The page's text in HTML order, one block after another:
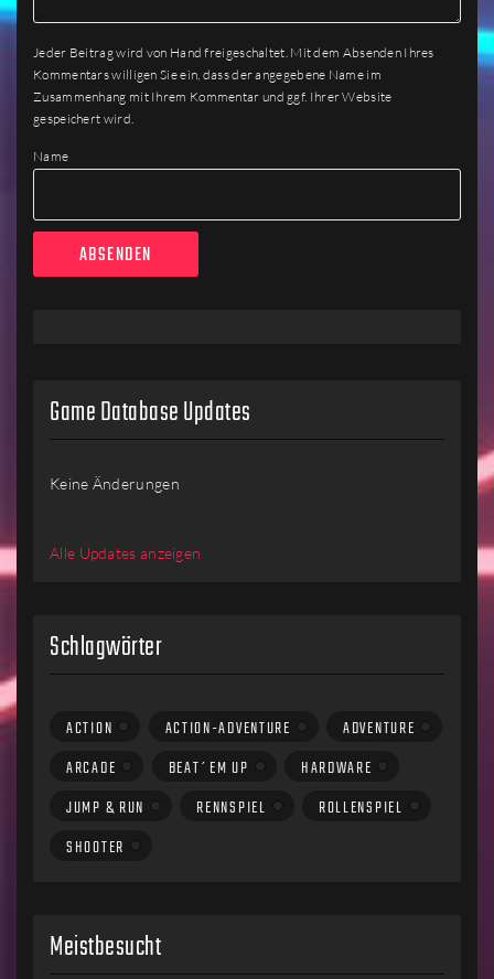
Jeder Beitrag wird von Hand freigeschaltet. Mit dem Absenden Ihres
Kommentars willigen Sie ein, dass der angegebene Name im
Zusammenhang mit Ihrem Kommentar und ggf. Ihrer Website
gespeichert wird.
Name
Game Database Updates
Keine Änderungen
Alle Updates anzeigen
Schlagwörter
ACTION ACTION-ADVENTURE
ADVENTURE
ARCADE
BEAT´EM UP
HARDWARE
JUMP & RUN
RENNSPIEL
ROLLENSPIEL
SHOOTER
Meistbesucht